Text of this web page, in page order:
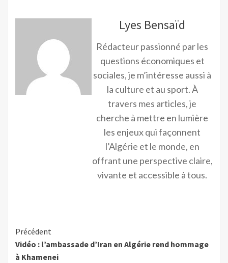
Lyes Bensaïd
Rédacteur passionné par les
questions économiques et
sociales, je m’intéresse aussi à
la culture et au sport. À
travers mes articles, je
cherche à mettre en lumière
les enjeux qui façonnent
l’Algérie et le monde, en
offrant une perspective claire,
vivante et accessible à tous.
Précédent
Vidéo : l’ambassade d’Iran en Algérie rend hommage
à Khamenei